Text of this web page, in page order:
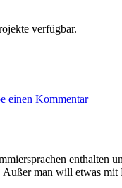
verfügbar.
einen Kommentarzu
enthalten
man will etwas